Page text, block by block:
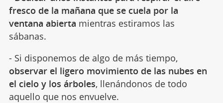
fresco de la mañana que se cuela por la
ventana abierta mientras estiramos las
sábanas.
- Si disponemos de algo de más tiempo,
observar el ligero movimiento de las nubes en
el cielo y los árboles, llenándonos de todo
aquello que nos envuelve.